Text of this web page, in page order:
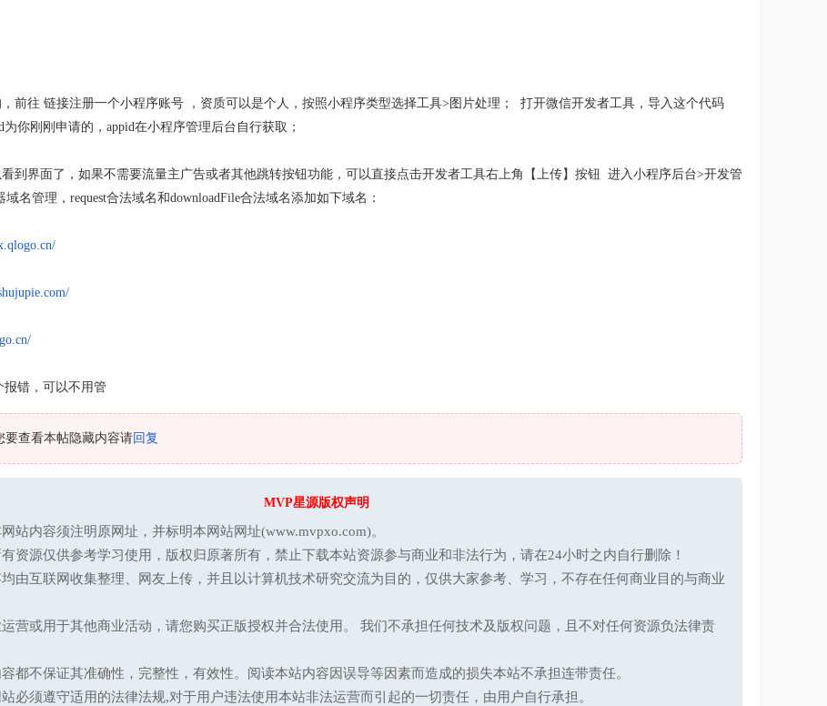
，前往 链接注册一个小程序账号 ，资质可以是个人，按照小程序类型选择工具>图片处理； 打开微信开发者工具，导入这个代码
你刚刚申请的，appid在小程序管理后台自行获取；
到界面了，如果不需要流量主广告或者其他跳转按钮功能，可以直接点击开发者工具右上角【上传】按钮 进入小程序后台>开发管
名管理，request合法域名和downloadFile合法域名添加如下域名：
错，可以不用管
要查看本帖隐藏内容请回复
MVP星源版权声明
站内容须注明原网址，并标明本网站网址(www.mvpxo.com)。
资源仅供参考学习使用，版权归原著所有，禁止下载本站资源参与商业和非法行为，请在24小时之内自行删除！
由互联网收集整理、网友上传，并且以计算机技术研究交流为目的，仅供大家参考、学习，不存在任何商业目的与商业
营或用于其他商业活动，请您购买正版授权并合法使用。 我们不承担任何技术及版权问题，且不对任何资源负法律责
都不保证其准确性，完整性，有效性。阅读本站内容因误导等因素而造成的损失本站不承担连带责任。
必须遵守适用的法律法规,对于用户违法使用本站非法运营而引起的一切责任，由用户自行承担。